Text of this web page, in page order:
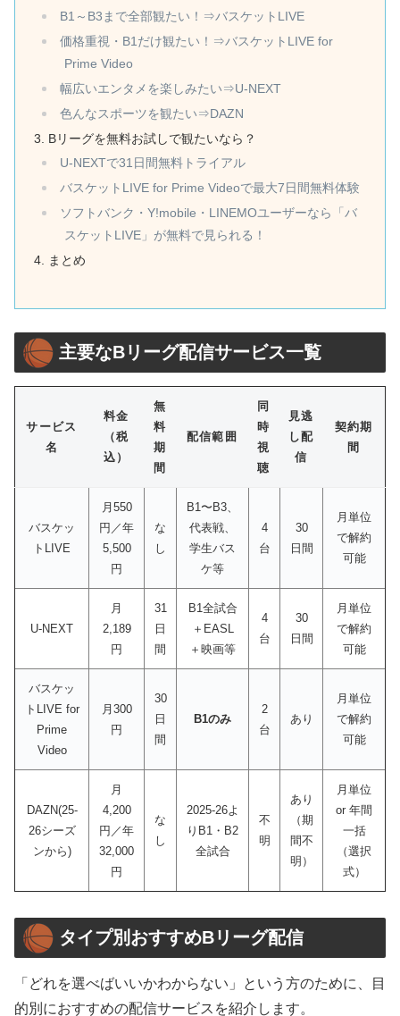
B1～B3まで全部観たい！⇒バスケットLIVE
価格重視・B1だけ観たい！⇒バスケットLIVE for
Prime Video
幅広いエンタメを楽しみたい⇒U-NEXT
色んなスポーツを観たい⇒DAZN
Bリーグを無料お試しで観たいなら？
U-NEXTで31日間無料トライアル
バスケットLIVE for Prime Videoで最大7日間無料体験
ソフトバンク・Y!mobile・LINEMOユーザーなら「バ
スケットLIVE」が無料で見られる！
まとめ
主要なBリーグ配信サービス一覧
サービス
名
料金
（税
込）
無
料
期
間
配信範囲
同
時
視
聴
見逃
し配
信
契約期
間
バスケッ
トLIVE
月550
円／年
5,500
円
な
し
B1〜B3、
代表戦、
学生バス
ケ等
4
台
30
日間
月単位
で解約
可能
U-NEXT
月
2,189
円
31
日
間
B1全試合
＋EASL
＋映画等
4
台
30
日間
月単位
で解約
可能
バスケッ
トLIVE for
Prime
Video
月300
円
30
日
間
B1のみ
2
台
あり
月単位
で解約
可能
DAZN(25-
26シーズ
ンから)
月
4,200
円／年
32,000
円
な
し
2025-26よ
りB1・B2
全試合
不
明
あり
（期
間不
明）
月単位
or 年間
一括
（選択
式）
タイプ別おすすめBリーグ配信
「どれを選べばいいかわからない」という方のために、目
的別におすすめの配信サービスを紹介します。